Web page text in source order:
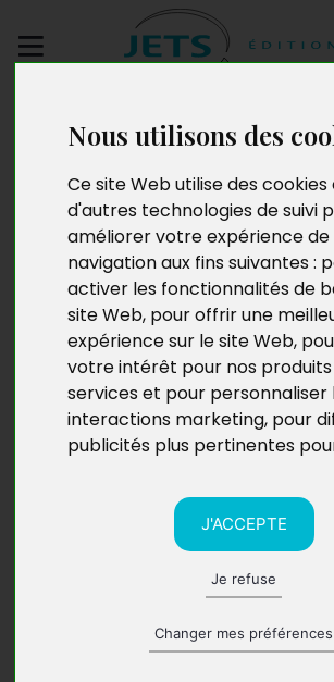
Nous utilisons des
Ce site Web utilise des cookies
d'autres technologies de suivi
améliorer votre expérience de
navigation aux fins suivantes :
activer les fonctionnalités de
site Web, pour offrir une
expérience sur le site Web,
votre intérêt pour nos
services et pour personnaliser
interactions marketing, pour
publicités plus pertinentes
J'ACCEPTE
Je refuse
Changer mes préférences
manuscrit
Happy end d'un